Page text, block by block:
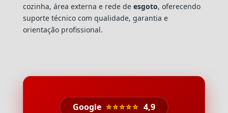
cozinha, área externa e rede de esgoto, oferecendo
suporte técnico com qualidade, garantia e
orientação profissional.
Google ⭐⭐⭐⭐⭐ 4,9